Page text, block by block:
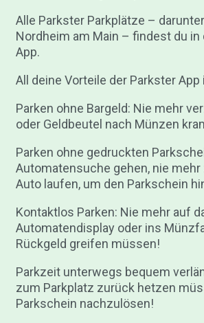
Alle Parkster Parkplätze –
Nordheim am Main – findest du in
App.
All deine Vorteile der Parkster App
Parken ohne Bargeld: Nie mehr
oder Geldbeutel nach Münzen
Parken ohne gedruckten
Automatensuche gehen, nie
Auto laufen, um den Parkschein
Kontaktlos Parken: Nie mehr auf
Automatendisplay oder ins
Rückgeld greifen müssen!
Parkzeit unterwegs bequem
zum Parkplatz zurück hetzen
Parkschein nachzulösen!